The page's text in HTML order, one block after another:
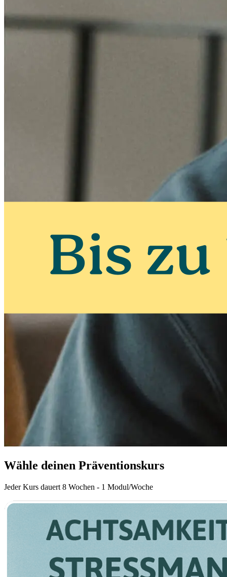
Wähle deinen Präventionskurs
Jeder Kurs dauert 8 Wochen - 1 Modul/Woche